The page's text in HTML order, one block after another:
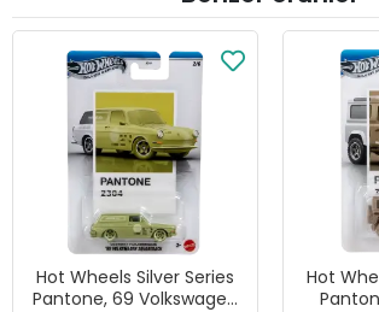
Hot Wheels Silver Series
Pantone, 69 Volkswagen
Hot